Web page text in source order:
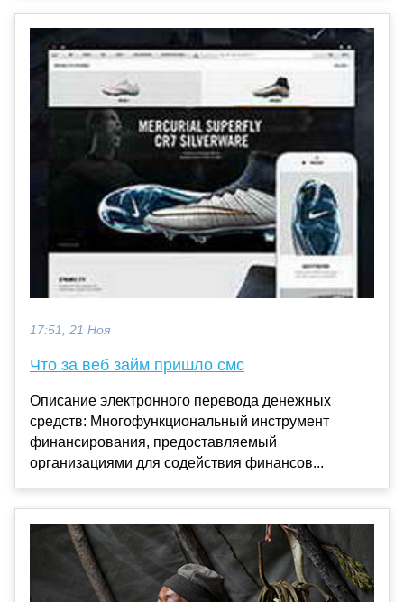
17:51, 21 Ноя
Что за веб займ пришло смс
Описание электронного перевода денежных
средств: Многофункциональный инструмент
финансирования, предоставляемый
организациями для содействия финансов...